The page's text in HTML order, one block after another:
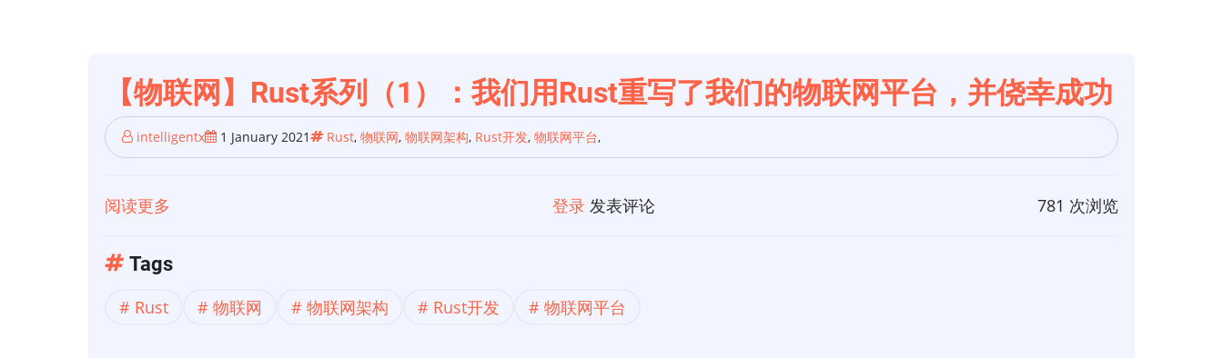
的
编
程
【物联网】Rust系列（1）：我们用Rust重写了我们的物联网平台，并侥幸成功
intelligentx 1 January 2021 Rust, 物联网, 物联网架构, Rust开发, 物联网平台,
阅读更多
【物
网】
登录 发表评论 781 次浏览
Tags
Rust 物联网 物联网架构 Rust开发 物联网平台